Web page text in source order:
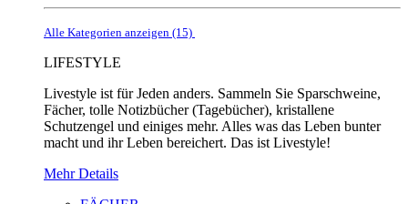
Alle Kategorien anzeigen (15)
LIFESTYLE
Livestyle ist für Jeden anders. Sammeln Sie Sparschweine,
Fächer, tolle Notizbücher (Tagebücher), kristallene
Schutzengel und einiges mehr. Alles was das Leben bunter
macht und ihr Leben bereichert. Das ist Livestyle!
Mehr Details